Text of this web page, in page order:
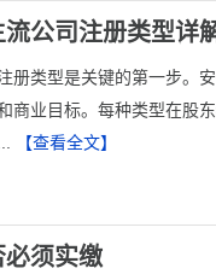
公司注册类型详
册类型是关键的第一步。
商业目标。每种类型在股
【查看全文】
须实缴